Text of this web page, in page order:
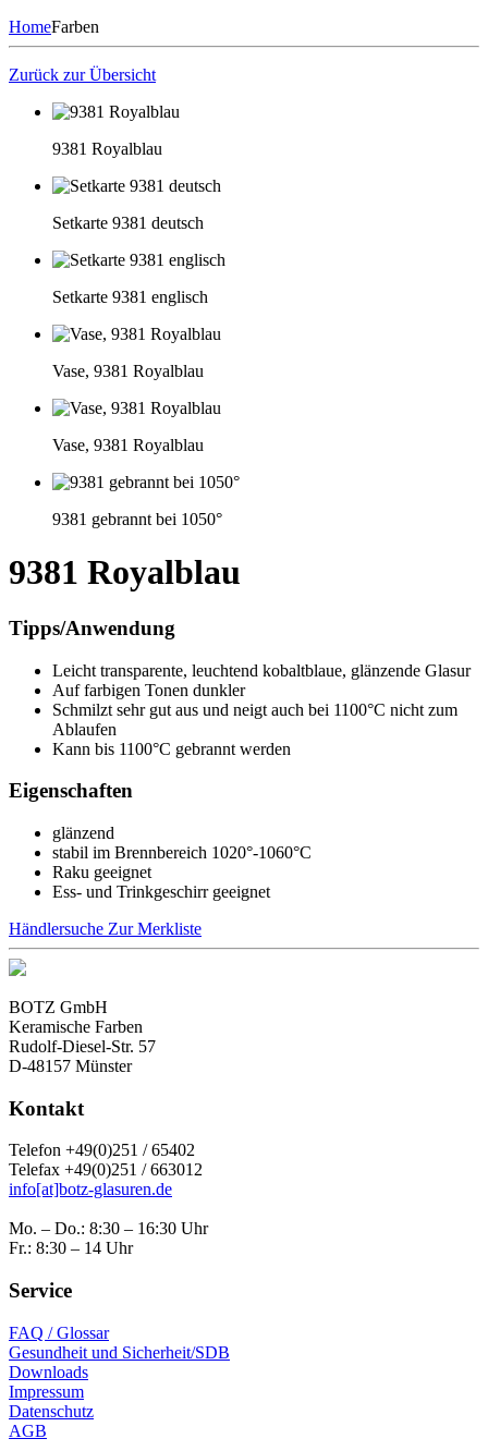
HomeFarben
Zurück zur Übersicht
9381 Royalblau
Setkarte 9381 deutsch
Setkarte 9381 englisch
Vase, 9381 Royalblau
Vase, 9381 Royalblau
9381 gebrannt bei 1050°
9381 Royalblau
Tipps/Anwendung
Leicht transparente, leuchtend kobaltblaue, glänzende Glasur
Auf farbigen Tonen dunkler
Schmilzt sehr gut aus und neigt auch bei 1100°C nicht zum
Ablaufen
Kann bis 1100°C gebrannt werden
Eigenschaften
glänzend
stabil im Brennbereich 1020°-1060°C
Raku geeignet
Ess- und Trinkgeschirr geeignet
Händlersuche Zur Merkliste
BOTZ GmbH
Keramische Farben
Rudolf-Diesel-Str. 57
D-48157 Münster
Kontakt
Telefon +49(0)251 / 65402
Telefax +49(0)251 / 663012
info[at]botz-glasuren.de
Mo. – Do.: 8:30 – 16:30 Uhr
Fr.: 8:30 – 14 Uhr
Service
FAQ / Glossar
Gesundheit und Sicherheit/SDB
Downloads
Impressum
Datenschutz
AGB